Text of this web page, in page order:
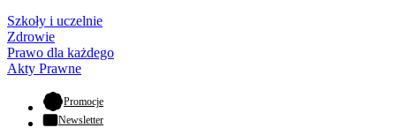
Szkoły i uczelnie
Zdrowie
Prawo dla każdego
Akty Prawne
Promocje- otwiera się w nowej karcie
Newsletter